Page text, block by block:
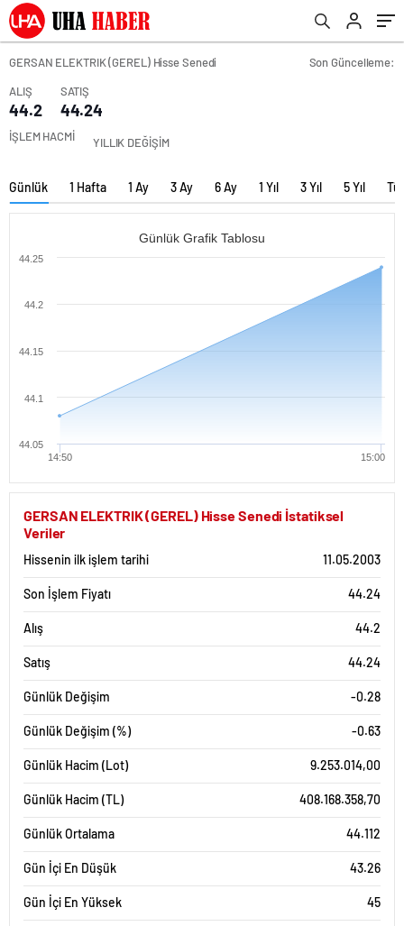
GERSAN ELEKTRIK (GEREL) Hisse Senedi
Son Güncelleme:
ALIŞ
44.2
SATIŞ
44.24
İŞLEM HACMİ YILLIK DEĞİŞİM
Günlük 1 Hafta 1 Ay 3 Ay 6 Ay 1 Yıl 3 Yıl 5 Yıl
Günlük Grafik Tablosu
14:50 15:00
44.05
44.1
44.15
44.2
44.25
GERSAN ELEKTRIK (GEREL) Hisse Senedi İstatiksel
Veriler
Hissenin ilk işlem tarihi 11.05.2003
Son İşlem Fiyatı 44.24
Alış 44.2
Satış 44.24
Günlük Değişim -0.28
Günlük Değişim (%) -0.63
Günlük Hacim (Lot) 9.253.014,00
Günlük Hacim (TL) 408.168.358,70
Günlük Ortalama 44.112
Gün İçi En Düşük 43.26
Gün İçi En Yüksek 45